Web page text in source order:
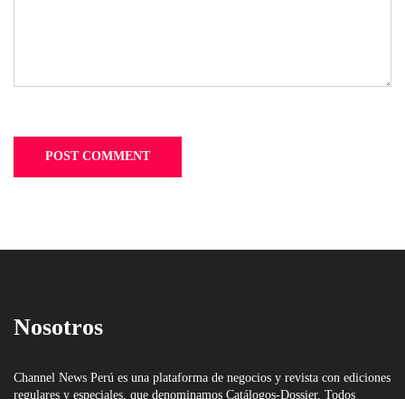
Nosotros
Channel News Perú es una plataforma de negocios y revista con ediciones
regulares y especiales, que denominamos Catálogos-Dossier. Todos